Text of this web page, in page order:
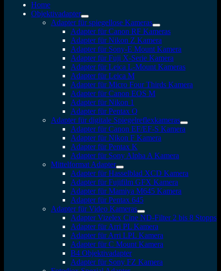
Home
Objektivadapter
Adapter für spiegellose Kameras
Adapter für Canon RF Kameras
Adapter für Nikon Z Kamera
Adapter für Sony-E Mount Kamera
Adapter für Fuji X-Serie Kamera
Adapter für Leica L-Mount Kameras
Adapter für Leica M
Adapter für Micro Four Thirds Kamera
Adapter für Canon EOS M
Adapter für Nikon 1
Adapter für Pentax Q
Adapter für digitale Spiegelreflexkameras
Adapter für Canon EF/EF-S Kamera
Adapter für Nikon F Kamera
Adapter für Pentax K
Adapter für Sony Alpha A Kamera
Mittelformat Adapter
Adapter für Hasselblad XCD Kamera
Adapter für Fujifilm GFX Kamera
Adapter für Mamiya M645 Kamera
Adapter für Pentax 645
Adapter für Video Kameras
Adapter Vizelex Cine ND-Filter 2 bis 8 Stopps
Adapter für Arri PL Kamera
Adapter für Arri LPL Kamera
Adapter für C Mount Kamera
B4 Objektivadapter
Adapter für Sony FZ Kamera